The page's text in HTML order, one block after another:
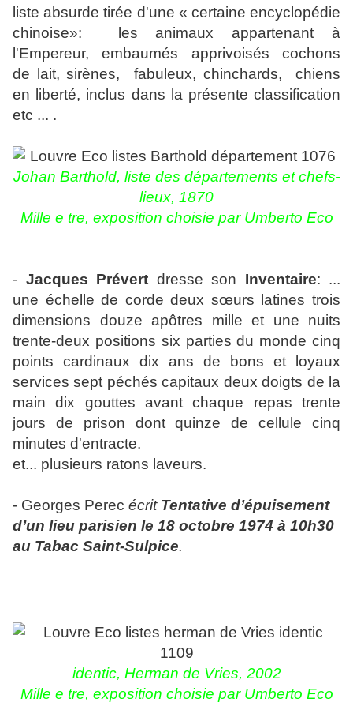
liste absurde tirée d'une « certaine encyclopédie
chinoise»: les animaux appartenant à
l'Empereur, embaumés apprivoisés cochons
de lait, sirènes, fabuleux, chinchards, chiens
en liberté, inclus dans la présente classification
etc ... .
Johan Barthold, liste des départements et chefs-
lieux, 1870
Mille e tre, exposition choisie par Umberto Eco
- Jacques Prévert dresse son Inventaire: ...
une échelle de corde deux sœurs latines trois
dimensions douze apôtres mille et une nuits
trente-deux positions six parties du monde cinq
points cardinaux dix ans de bons et loyaux
services sept péchés capitaux deux doigts de la
main dix gouttes avant chaque repas trente
jours de prison dont quinze de cellule cinq
minutes d'entracte.
et... plusieurs ratons laveurs.
- Georges Perec écrit Tentative d’épuisement
d’un lieu parisien le 18 octobre 1974 à 10h30
au Tabac Saint-Sulpice.
identic, Herman de Vries, 2002
Mille e tre, exposition choisie par Umberto Eco